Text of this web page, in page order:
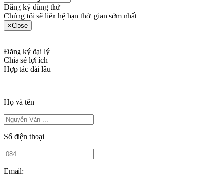
Đăng ký dùng thử
Chúng tôi sẽ liên hệ bạn thời gian sớm nhất
×Close
Đăng ký đại lý
Chia sẻ lợi ích
Hợp tác dài lâu
Họ và tên
Số điện thoại
Email: